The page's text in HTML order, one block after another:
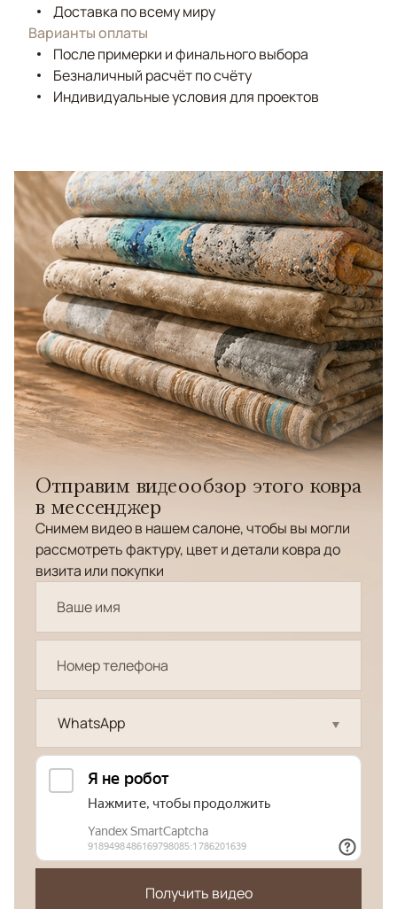
Доставка по всему миру
Варианты оплаты
После примерки и финального выбора
Безналичный расчёт по счёту
Индивидуальные условия для проектов
Отправим видеообзор этого ковра
в мессенджер
Снимем видео в нашем салоне, чтобы вы могли
рассмотреть фактуру, цвет и детали ковра до
визита или покупки
WhatsApp
Получить видео